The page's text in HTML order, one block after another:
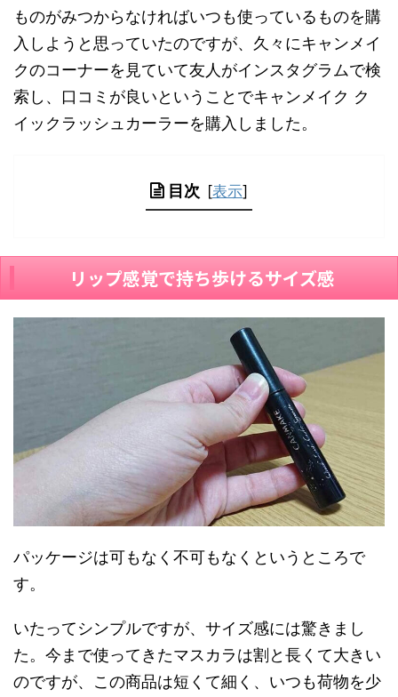
ものがみつからなければいつも使っているものを購
入しようと思っていたのですが、久々にキャンメイ
クのコーナーを見ていて友人がインスタグラムで検
索し、口コミが良いということでキャンメイク ク
イックラッシュカーラーを購入しました。
目次 [表示]
リップ感覚で持ち歩けるサイズ感
パッケージは可もなく不可もなくというところで
す。
いたってシンプルですが、サイズ感には驚きまし
た。今まで使ってきたマスカラは割と⻑くて大きい
のですが、この商品は短 くて細く、いつも荷物を少